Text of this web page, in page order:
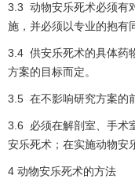
3.3 动物安乐死术必须有
施，并必须以专业的抱有
3.4 供安乐死术的具体药
方案的目标而定。
3.5 在不影响研究方案的
3.6 必须在解剖室、手术
安乐死术；在实施动物安
4 动物安乐死术的方法